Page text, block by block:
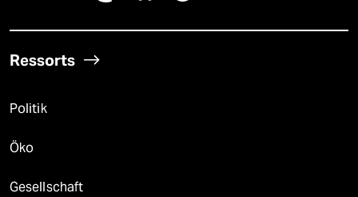
Ressorts
Politik
Öko
Gesellschaft